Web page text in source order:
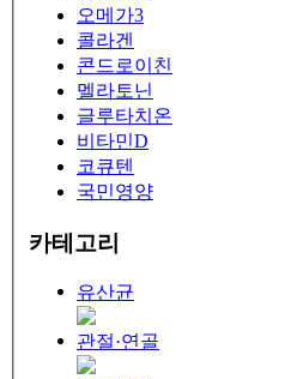
오메가3
콜라겐
콘드로이친
멜라토닌
글루타치온
비타민D
코큐텐
국민영양
카테고리
유산균
관절·연골